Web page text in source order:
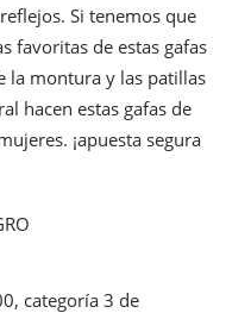
Si tenemos que
favoritas de estas gafas
la montura y las patillas
hacen estas gafas de
¡apuesta segura
categoría 3 de